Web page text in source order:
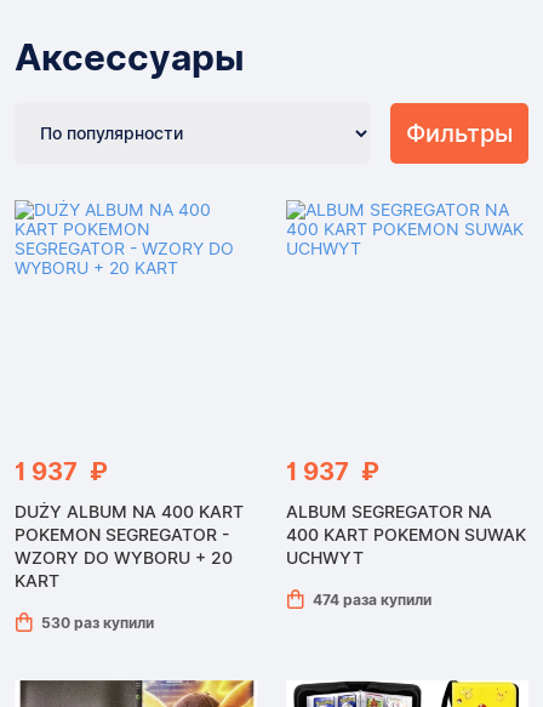
Аксессуары
Фильтры
1 937 ₽
DUŻY ALBUM NA 400 KART
POKEMON SEGREGATOR -
WZORY DO WYBORU + 20
KART
530 раз купили
1 937 ₽
ALBUM SEGREGATOR NA
400 KART POKEMON SUWAK
UCHWYT
474 раза купили